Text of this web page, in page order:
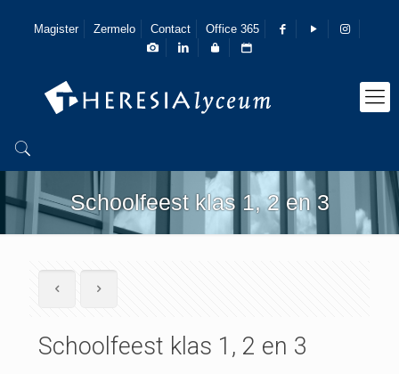
Magister Zermelo Contact Office 365
Schoolfeest klas 1, 2 en 3
Schoolfeest klas 1, 2 en 3